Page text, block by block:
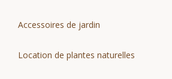
Accessoires de jardin
Location de plantes naturelles